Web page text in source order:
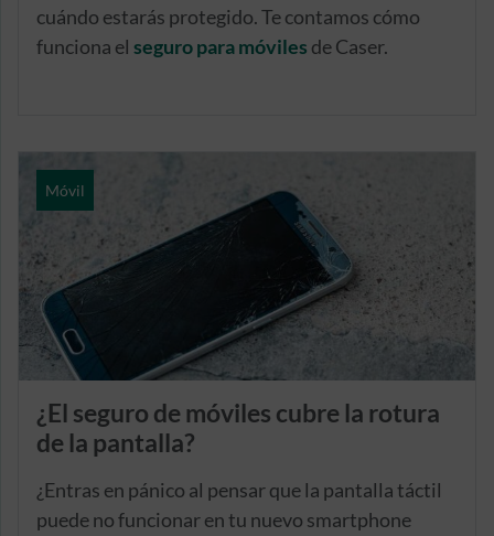
cuándo estarás protegido. Te contamos cómo
funciona el seguro para móviles de Caser.
Móvil
¿El seguro de móviles cubre la rotura
de la pantalla?
¿Entras en pánico al pensar que la pantalla táctil
puede no funcionar en tu nuevo smartphone